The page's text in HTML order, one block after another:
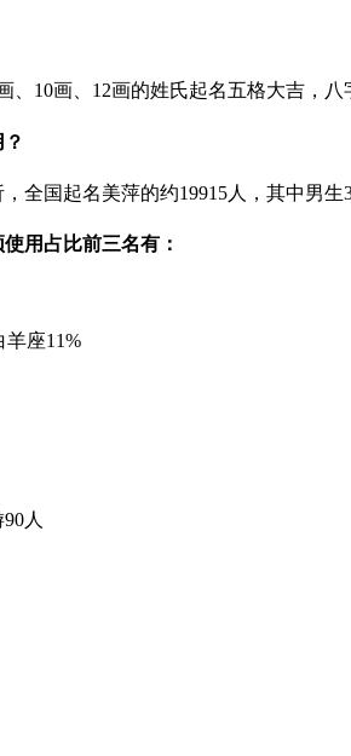
、10画、12画的姓氏起名五格大吉，
全国起名美萍的约19915人，其中男生
用占比前三名有：
羊座11%
人